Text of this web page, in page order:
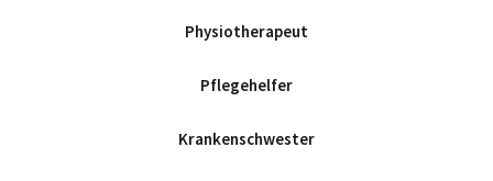
Physiotherapeut
Pflegehelfer
Krankenschwester